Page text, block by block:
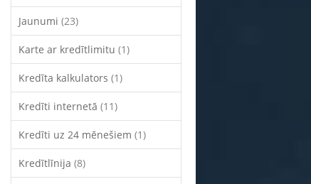
Jaunumi (23)
Karte ar kredītlimitu (1)
Kredīta kalkulators (1)
Kredīti internetā (11)
Kredīti uz 24 mēnešiem (1)
Kredītlīnija (8)